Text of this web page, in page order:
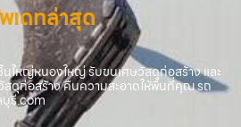
เดทล่าสุด
นใหญ่หนองใหญ่ รับขนเศษวัสดุก่อสร้าง และ
สดุก่อสร้าง คืนความสะอาดให้พื้นที่คุณ รถ
บุรี.com